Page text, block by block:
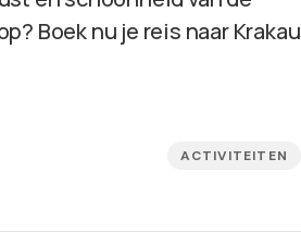
Boek nu je reis naar Krakau
ACTIVITEITEN